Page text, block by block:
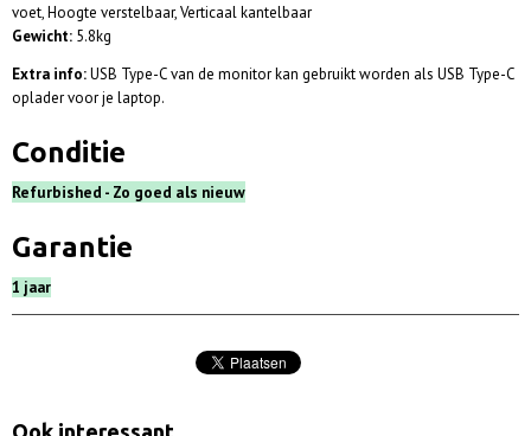
voet, Hoogte verstelbaar, Verticaal kantelbaar
Gewicht: 5.8kg
Extra info:USB Type-C van de monitor kan gebruikt worden als USB Type-C
oplader voor je laptop.
Conditie
Refurbished - Zo goed als nieuw
Garantie
1 jaar
Ook interessant